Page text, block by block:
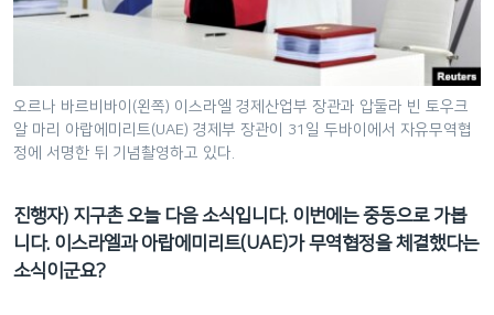
오르나 바르비바이(왼쪽) 이스라엘 경제산업부 장관과 압둘라 빈 토우크
알 마리 아랍에미리트(UAE) 경제부 장관이 31일 두바이에서 자유무역협
정에 서명한 뒤 기념촬영하고 있다.
진행자) 지구촌 오늘 다음 소식입니다. 이번에는 중동으로 가봅
니다. 이스라엘과 아랍에미리트(UAE)가 무역협정을 체결했다는
소식이군요?